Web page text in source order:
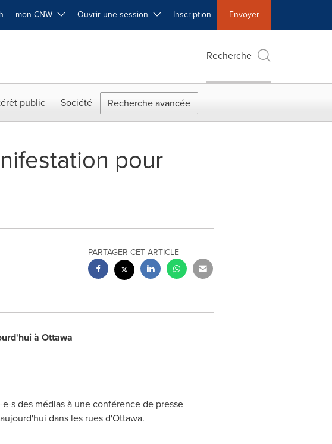
mon CNW Ouvrir une session Inscription Envoyer
Recherche
public Société Recherche avancée
pour
PARTAGER CET ARTICLE
à Ottawa
s des médias à une conférence de presse
dans les rues d'Ottawa.